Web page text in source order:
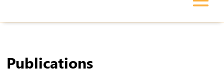
Publications